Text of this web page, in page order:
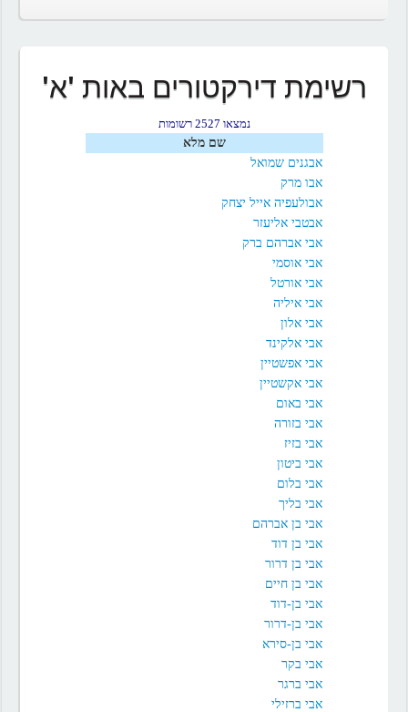
רשימת דירקטורים באות 'א'
נמצאו 2527 רשומות
שם מלא
אבגנים שמואל
אבו מרק
אבולעפיה אייל יצחק
אבטבי אליעזר
אבי אברהם ברק
אבי אוסמי
אבי אורטל
אבי איליה
אבי אלון
אבי אלקינד
אבי אפשטיין
אבי אקשטיין
אבי באום
אבי בזורה
אבי בזיז
אבי ביטון
אבי בלום
אבי בליך
אבי בן אברהם
אבי בן דוד
אבי בן דרור
אבי בן חיים
אבי בן-דוד
אבי בן-דרור
אבי בן-סירא
אבי בקר
אבי ברגר
אבי ברזילי